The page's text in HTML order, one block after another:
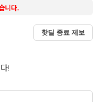
니다.
핫딜 종료 제보
!